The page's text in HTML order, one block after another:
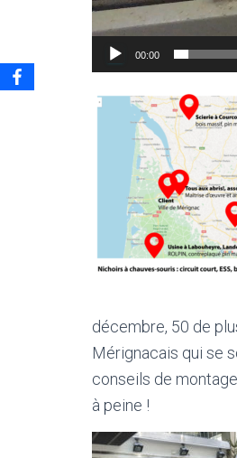
00:00
décembre, 50 de
Mérignacais qui se
conseils de
à peine !